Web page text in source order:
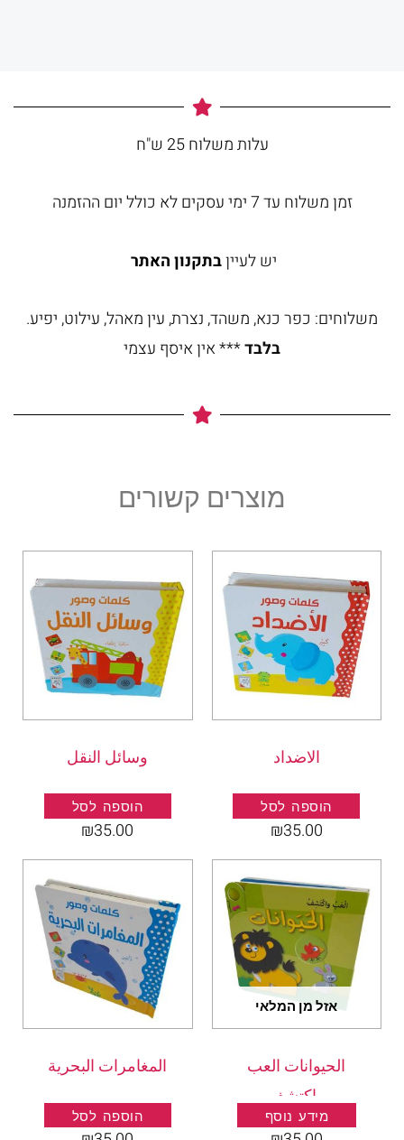
עלות משלוח 25 ש"ח
זמן משלוח עד 7 ימי עסקים לא כולל יום ההזמנה
יש לעייןבתקנון האתר
משלוחים: כפר כנא, משהד, נצרת, עין מאהל, עילוט, יפיע.
בלבד*** אין איסף עצמי
מוצרים קשורים
الاضداد
הוספה לסל
₪35.00
وسائل النقل
הוספה לסל
₪35.00
אזל מן המלאי
الحيوانات العب
واكتشف
מידע נוסף
المغامرات البحرية
הוספה לסל